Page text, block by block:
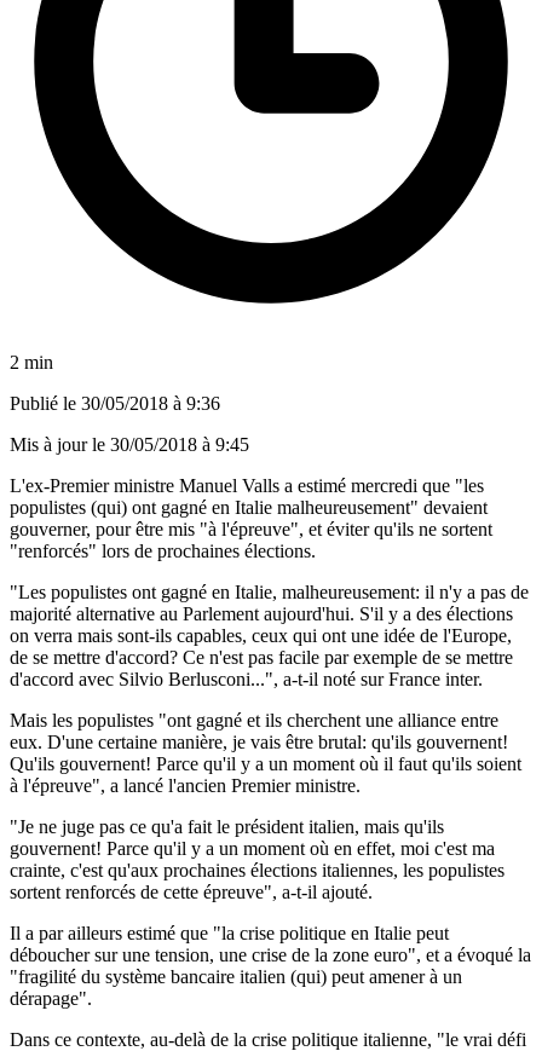
2 min
Publié le 30/05/2018 à 9:36
Mis à jour le 30/05/2018 à 9:45
L'ex-Premier ministre Manuel Valls a estimé mercredi que "les
populistes (qui) ont gagné en Italie malheureusement" devaient
gouverner, pour être mis "à l'épreuve", et éviter qu'ils ne sortent
"renforcés" lors de prochaines élections.
"Les populistes ont gagné en Italie, malheureusement: il n'y a pas de
majorité alternative au Parlement aujourd'hui. S'il y a des élections
on verra mais sont-ils capables, ceux qui ont une idée de l'Europe,
de se mettre d'accord? Ce n'est pas facile par exemple de se mettre
d'accord avec Silvio Berlusconi...", a-t-il noté sur France inter.
Mais les populistes "ont gagné et ils cherchent une alliance entre
eux. D'une certaine manière, je vais être brutal: qu'ils gouvernent!
Qu'ils gouvernent! Parce qu'il y a un moment où il faut qu'ils soient
à l'épreuve", a lancé l'ancien Premier ministre.
"Je ne juge pas ce qu'a fait le président italien, mais qu'ils
gouvernent! Parce qu'il y a un moment où en effet, moi c'est ma
crainte, c'est qu'aux prochaines élections italiennes, les populistes
sortent renforcés de cette épreuve", a-t-il ajouté.
Il a par ailleurs estimé que "la crise politique en Italie peut
déboucher sur une tension, une crise de la zone euro", et a évoqué la
"fragilité du système bancaire italien (qui) peut amener à un
dérapage".
Dans ce contexte, au-delà de la crise politique italienne, "le vrai défi